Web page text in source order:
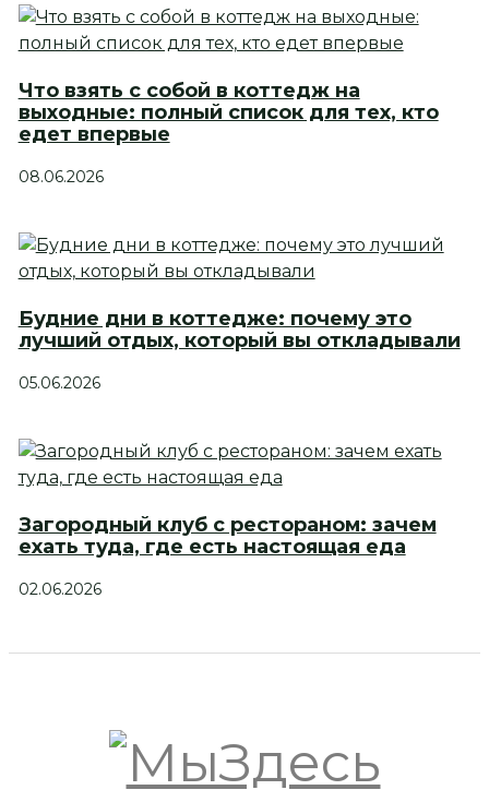
Что взять с собой в коттедж на
выходные: полный список для тех, кто
едет впервые
08.06.2026
Будние дни в коттедже: почему это
лучший отдых, который вы откладывали
05.06.2026
Загородный клуб с рестораном: зачем
ехать туда, где есть настоящая еда
02.06.2026